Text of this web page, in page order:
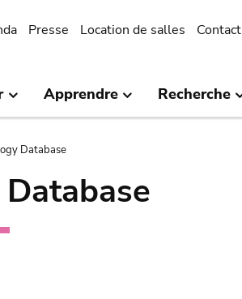
Presse Location de salles Contact
Apprendre Recherche
Database